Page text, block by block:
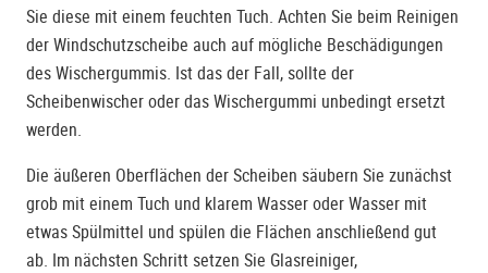
Sie diese mit einem feuchten Tuch. Achten Sie beim Reinigen
der Windschutzscheibe auch auf mögliche Beschädigungen
des Wischergummis. Ist das der Fall, sollte der
Scheibenwischer oder das Wischergummi unbedingt ersetzt
werden.
Die äußeren Oberflächen der Scheiben säubern Sie zunächst
grob mit einem Tuch und klarem Wasser oder Wasser mit
etwas Spülmittel und spülen die Flächen anschließend gut
ab. Im nächsten Schritt setzen Sie Glasreiniger,